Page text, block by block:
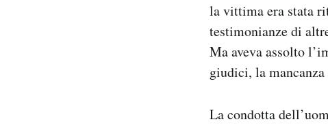
la vittima era stata
testimonianze di
Ma aveva assolto
giudici, la
La condotta